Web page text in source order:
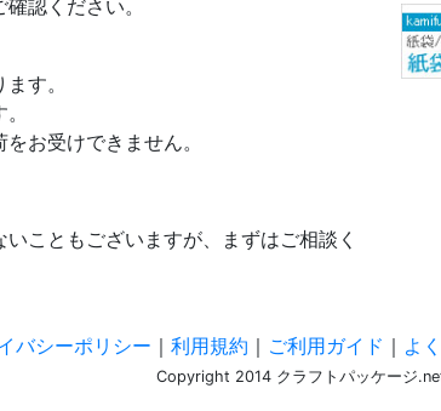
確認ください。
す。
お受けできません。
こともございますが、まずはご相談く
バシーポリシー ｜ 利用規約 ｜ ご利用ガイド ｜ よ
Copyright 2014 クラフトパッケージ